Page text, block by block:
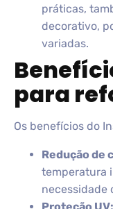
práticas,
decorativo,
variadas.
para
Os benefícios do
Redução de
temperatura
necessidade